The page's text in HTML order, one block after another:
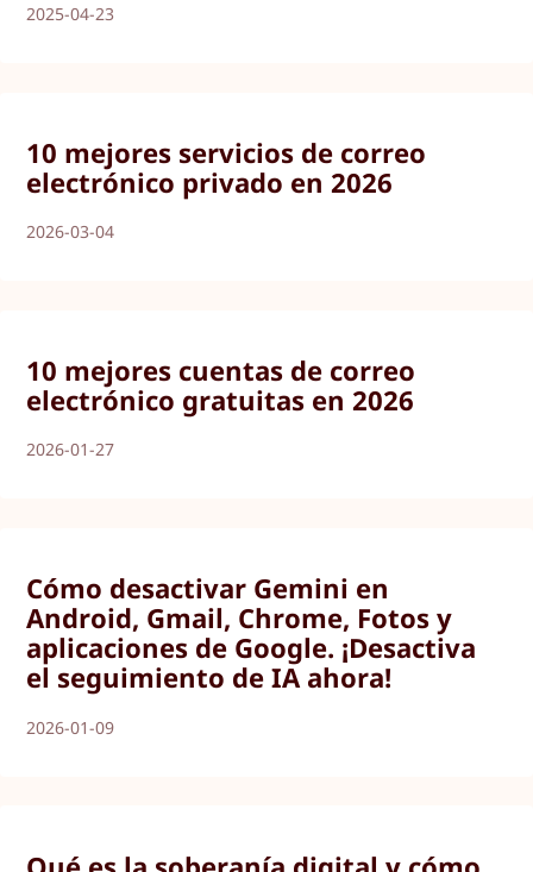
2025-04-23
10 mejores servicios de correo
electrónico privado en 2026
2026-03-04
10 mejores cuentas de correo
electrónico gratuitas en 2026
2026-01-27
Cómo desactivar Gemini en
Android, Gmail, Chrome, Fotos y
aplicaciones de Google. ¡Desactiva
el seguimiento de IA ahora!
2026-01-09